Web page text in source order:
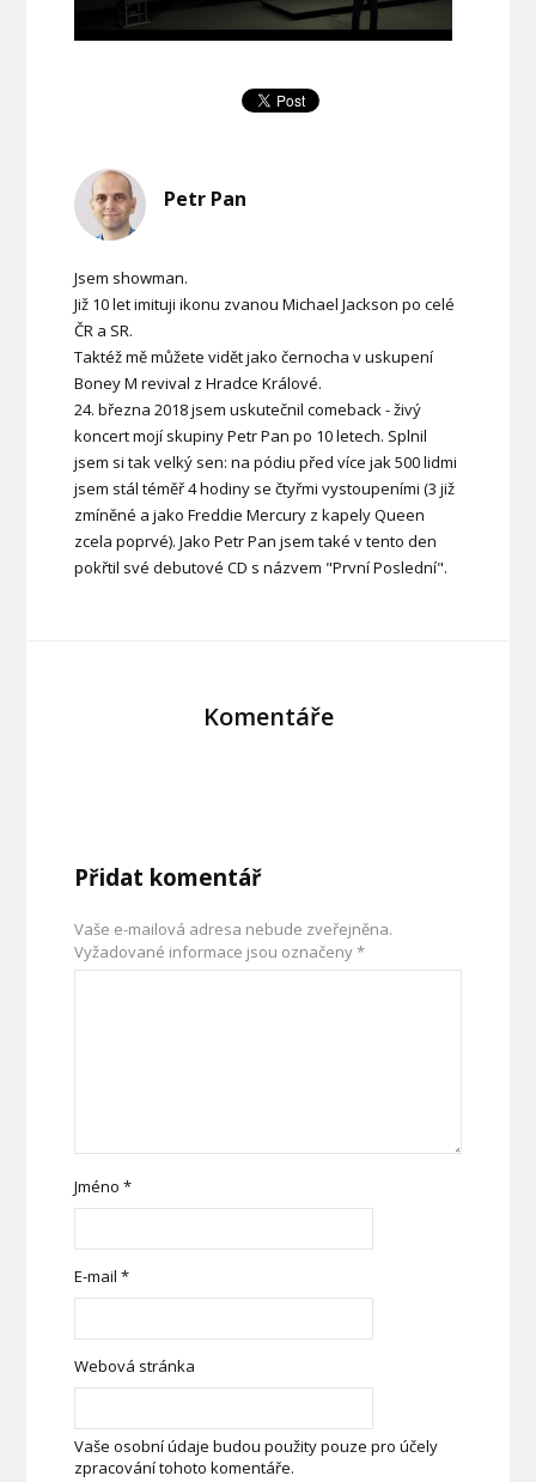
Petr Pan
Jsem showman.
Již 10 let imituji ikonu zvanou Michael Jackson po celé
ČR a SR.
Taktéž mě můžete vidět jako černocha v uskupení
Boney M revival z Hradce Králové.
24. března 2018 jsem uskutečnil comeback - živý
koncert mojí skupiny Petr Pan po 10 letech. Splnil
jsem si tak velký sen: na pódiu před více jak 500 lidmi
jsem stál téměř 4 hodiny se čtyřmi vystoupeními (3 již
zmíněné a jako Freddie Mercury z kapely Queen
zcela poprvé). Jako Petr Pan jsem také v tento den
pokřtil své debutové CD s názvem "První Poslední".
Komentáře
Přidat komentář
Vaše e-mailová adresa nebude zveřejněna.
Vyžadované informace jsou označeny*
Jméno*
E-mail*
Webová stránka
Vaše osobní údaje budou použity pouze pro účely
zpracování tohoto komentáře.